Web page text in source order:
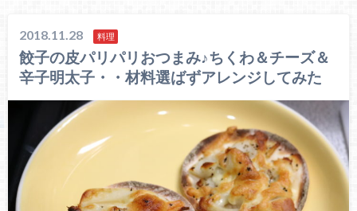
2018.11.28 料理
餃子の皮パリパリおつまみ♪ちくわ＆チーズ＆
辛子明太子・・材料選ばずアレンジしてみた